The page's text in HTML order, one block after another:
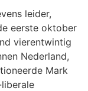
leider,
eerste oktober
vierentwintig
Nederland,
Mark